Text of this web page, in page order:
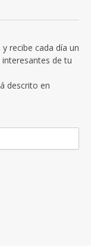
recibe cada día un
de tu
descrito en